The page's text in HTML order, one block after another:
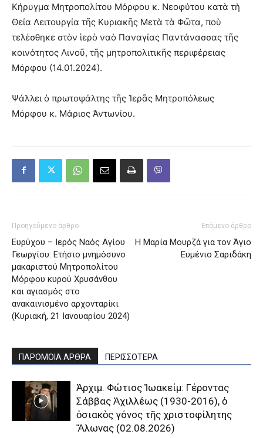
Κήρυγμα Μητροπολίτου Μόρφου κ. Νεοφύτου κατὰ τὴ
Θεία Λειτουργία τῆς Κυριακῆς Μετὰ τὰ Φῶτα, ποὺ
τελέσθηκε στὸν ἱερὸ ναὸ Παναγίας Παντάνασσας τῆς
κοινότητος Λινοῦ, τῆς μητροπολιτικῆς περιφέρειας
Μόρφου (14.01.2024).
Ψάλλει ὁ πρωτοψάλτης τῆς Ἱερᾶς Μητροπόλεως
Μόρφου κ. Μάριος Ἀντωνίου.
Προηγούμενο άρθρο
Ευρύχου – Ιερός Ναός Αγίου
Γεωργίου: Ετήσιο μνημόσυνο
μακαριστού Μητροπολίτου
Μόρφου κυρού Χρυσάνθου
και αγιασμός στο
ανακαινισμένο αρχονταρίκι
(Κυριακή, 21 Ιανουαρίου 2024)
Επόμενο άρθρο
Η Μαρία Μουρζά για τον Άγιο
Ευμένιο Σαριδάκη
ΠΑΡΟΜΟΙΑ ΑΡΘΡΑ ΠΕΡΙΣΣΟΤΕΡΑ
Ἀρχιμ. Φώτιος Ἰωακείμ: Γέροντας
Σάββας Ἀχιλλέως (1930-2016), ὁ
ὁσιακὸς γόνος τῆς χριστοφίλητης
Ἅλωνας (02.08.2026)